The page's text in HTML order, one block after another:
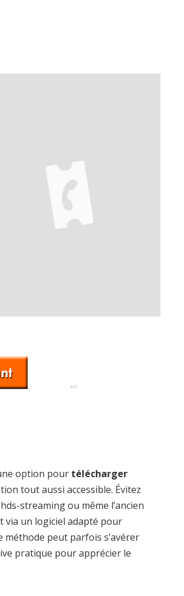
option pour télécharger
tout aussi accessible. Évitez
streaming ou même l’ancien
via un logiciel adapté pour
peut parfois s’avérer
pratique pour apprécier le